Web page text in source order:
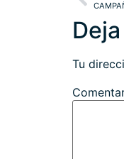
Tu